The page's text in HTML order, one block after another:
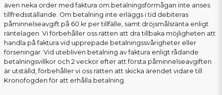
även neka order med faktura om betalningsförmågan inte anses
tillfredsställande. Om betalning inte erläggs i tid debiteras
påminnelseavgift på 60 kr per tillfälle, samt dröjsmålsränta enligt
räntelagen. Vi förbehåller oss rätten att dra tillbaka möjligheten att
handla på faktura vid upprepade betalningssvårigheter eller
förseningar. Vid utebliven betalning av faktura enligt rådande
betalningsvillkor och 2 veckor efter att första påminnelseavgiften
är utställd, förbehåller vi oss rätten att skicka ärendet vidare till
Kronofogden för att erhålla betalning.